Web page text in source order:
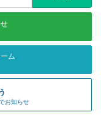
ム
お知らせ